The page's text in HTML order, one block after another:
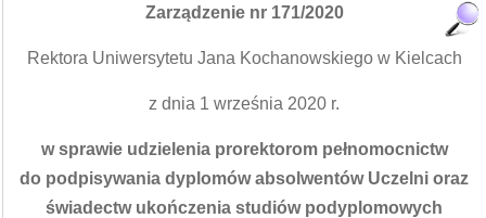
Zarządzenie nr 171/2020
Rektora Uniwersytetu Jana Kochanowskiego w Kielcach
z dnia 1 września 2020 r.
w sprawie udzielenia prorektorom pełnomocnictw
do podpisywania dyplomów absolwentów Uczelni oraz
świadectw ukończenia studiów podyplomowych